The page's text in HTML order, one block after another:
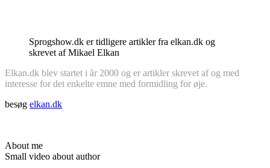
Sprogshow.dk er tidligere artikler fra elkan.dk og
skrevet af Mikael Elkan
Elkan.dk blev startet i år 2000 og er artikler skrevet af og med
interesse for det enkelte emne med formidling for øje.
besøg elkan.dk
About me
Small video about author